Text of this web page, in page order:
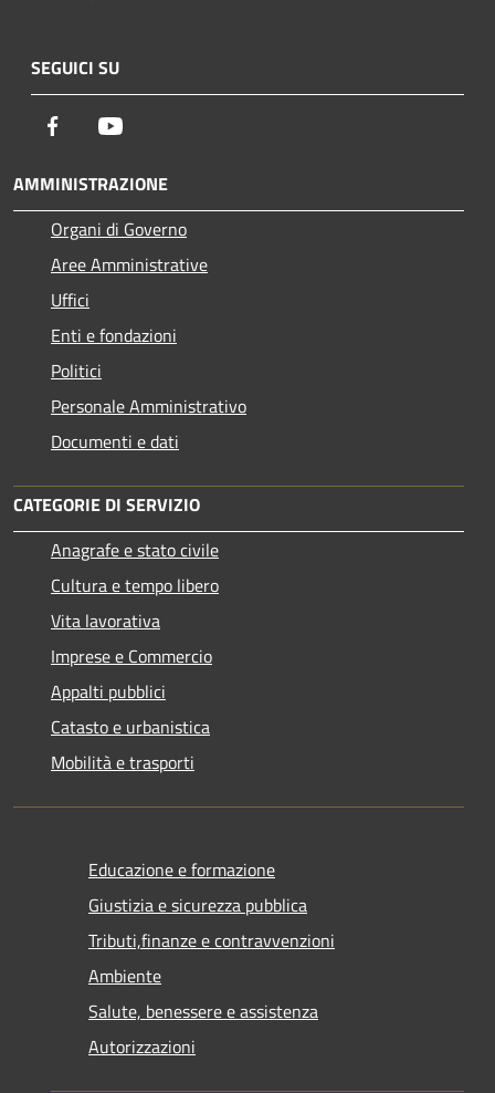
SEGUICI SU
Facebook
AMMINISTRAZIONE
Organi di Governo
Aree Amministrative
Uffici
Enti e fondazioni
Politici
Personale Amministrativo
Documenti e dati
CATEGORIE DI SERVIZIO
Anagrafe e stato civile
Cultura e tempo libero
Vita lavorativa
Imprese e Commercio
Appalti pubblici
Catasto e urbanistica
Mobilità e trasporti
Educazione e formazione
Giustizia e sicurezza pubblica
Tributi,finanze e contravvenzioni
Ambiente
Salute, benessere e assistenza
Autorizzazioni